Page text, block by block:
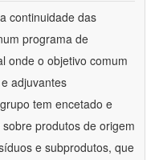
continuidade das
programa de
onde o objetivo comum
adjuvantes
tem encetado e
produtos de origem
e subprodutos, que